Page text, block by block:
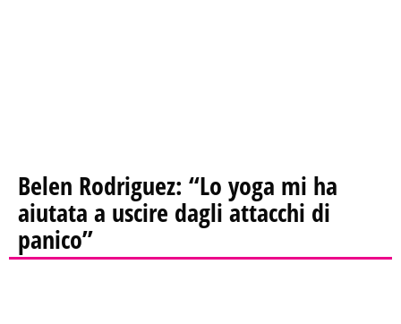
Belen Rodriguez: “Lo yoga mi ha
aiutata a uscire dagli attacchi di
panico”